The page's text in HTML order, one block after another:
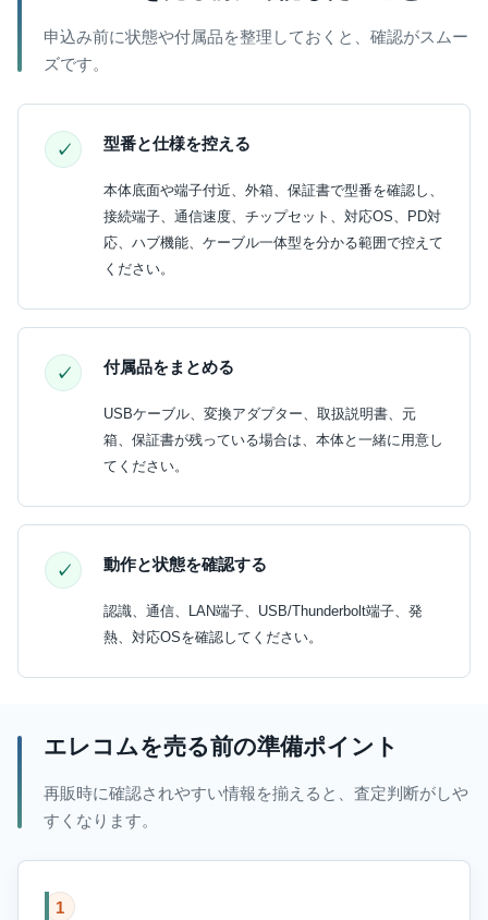
申込み前に状態や付属品を整理しておくと、確認がスムー
ズです。
型番と仕様を控える
本体底面や端子付近、外箱、保証書で型番を確認し、
接続端子、通信速度、チップセット、対応OS、PD対
応、ハブ機能、ケーブル一体型を分かる範囲で控えて
ください。
付属品をまとめる
USBケーブル、変換アダプター、取扱説明書、元
箱、保証書が残っている場合は、本体と一緒に用意し
てください。
動作と状態を確認する
認識、通信、LAN端子、USB/Thunderbolt端子、発
熱、対応OSを確認してください。
エレコムを売る前の準備ポイント
再販時に確認されやすい情報を揃えると、査定判断がしや
すくなります。
1